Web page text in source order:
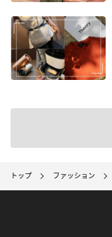
トップ ファッション